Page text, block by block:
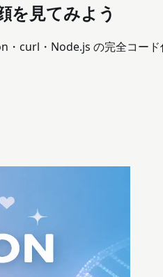
を見てみよう
・curl・Node.js の完全コード